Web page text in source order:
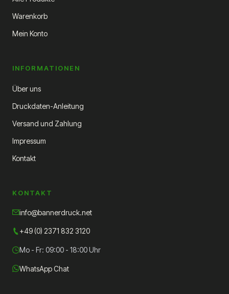
Warenkorb
Mein Konto
INFORMATIONEN
Über uns
Druckdaten-Anleitung
Versand und Zahlung
Impressum
Kontakt
KONTAKT
info@bannerdruck.net
+49 (0) 2371 832 3120
Mo - Fr: 09:00 - 18:00 Uhr
WhatsApp Chat